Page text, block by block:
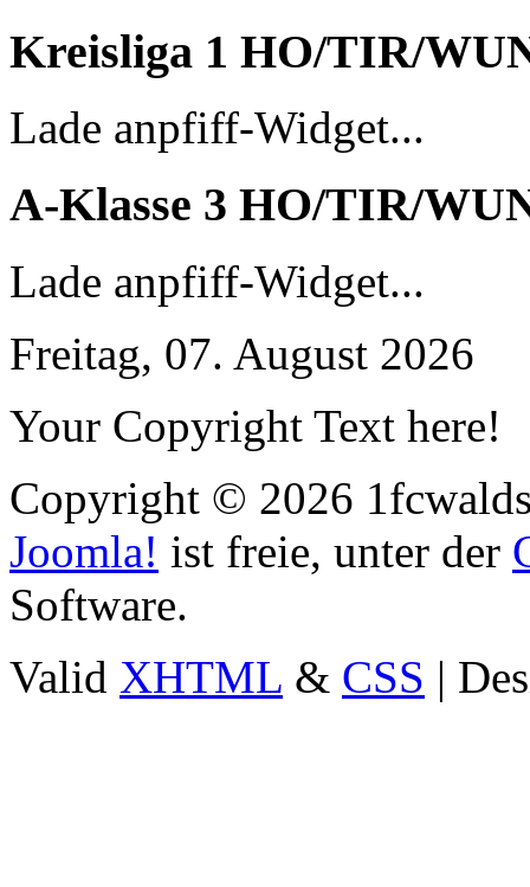
Kreisliga 1 HO/TIR/
Lade anpfiff-Widget...
A-Klasse 3 HO/TIR/
Lade anpfiff-Widget...
Freitag, 07. August 2026
Your Copyright Text here!
Copyright © 2026
Joomla! ist freie, unter der
Software.
Valid XHTML & CSS |